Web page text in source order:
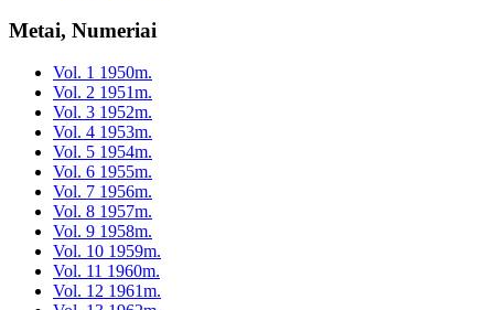
Metai, Numeriai
Vol. 1 1950m.
Vol. 2 1951m.
Vol. 3 1952m.
Vol. 4 1953m.
Vol. 5 1954m.
Vol. 6 1955m.
Vol. 7 1956m.
Vol. 8 1957m.
Vol. 9 1958m.
Vol. 10 1959m.
Vol. 11 1960m.
Vol. 12 1961m.